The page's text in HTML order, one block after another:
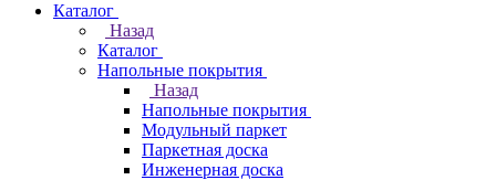
Каталог
Назад
Каталог
Напольные покрытия
Назад
Напольные покрытия
Модульный паркет
Паркетная доска
Инженерная доска